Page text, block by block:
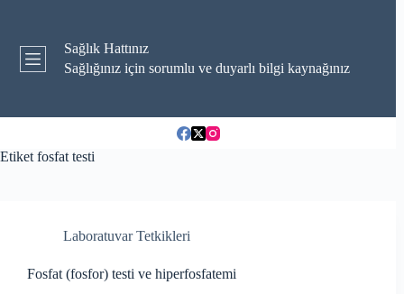
Sağlık Hattınız
Sağlığınız için sorumlu ve duyarlı bilgi kaynağınız
Etiket fosfat testi
Laboratuvar Tetkikleri
Fosfat (fosfor) testi ve hiperfosfatemi